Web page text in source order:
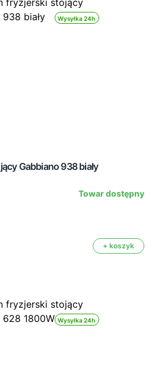
Wysyłka 24h
Gabbiano 938 biały
Towar dostępny
+ koszyk
Wysyłka 24h